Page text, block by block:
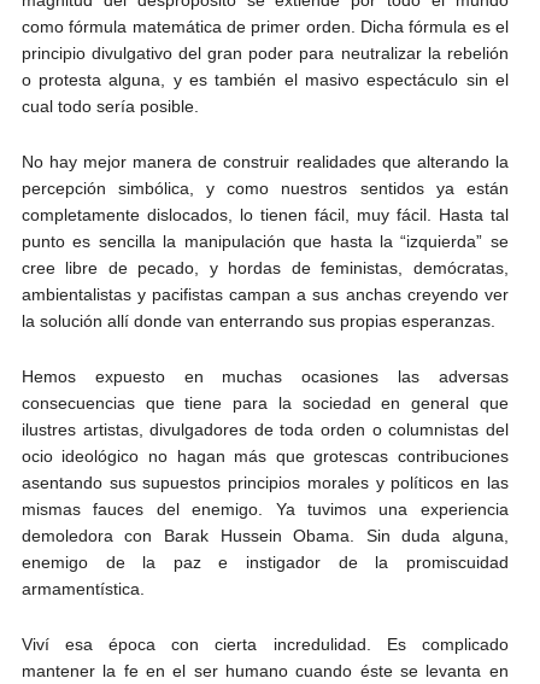
como fórmula matemática de primer orden. Dicha fórmula es el
principio divulgativo del gran poder para neutralizar la rebelión
o protesta alguna, y es también el masivo espectáculo sin el
cual todo sería posible.
No hay mejor manera de construir realidades que alterando la
percepción simbólica, y como nuestros sentidos ya están
completamente dislocados, lo tienen fácil, muy fácil. Hasta tal
punto es sencilla la manipulación que hasta la “izquierda” se
cree libre de pecado, y hordas de feministas, demócratas,
ambientalistas y pacifistas campan a sus anchas creyendo ver
la solución allí donde van enterrando sus propias esperanzas.
Hemos expuesto en muchas ocasiones las adversas
consecuencias que tiene para la sociedad en general que
ilustres artistas, divulgadores de toda orden o columnistas del
ocio ideológico no hagan más que grotescas contribuciones
asentando sus supuestos principios morales y políticos en las
mismas fauces del enemigo. Ya tuvimos una experiencia
demoledora con Barak Hussein Obama. Sin duda alguna,
enemigo de la paz e instigador de la promiscuidad
armamentística.
Viví esa época con cierta incredulidad. Es complicado
mantener la fe en el ser humano cuando éste se levanta en